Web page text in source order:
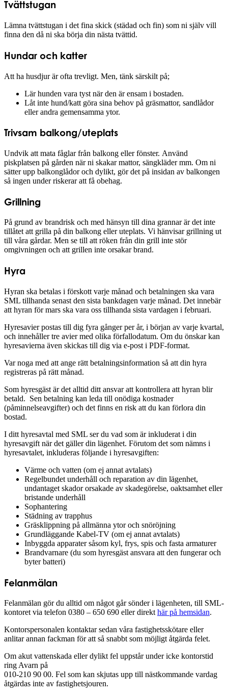
Tvättstugan
Lämna tvättstugan i det fina skick (städad och fin) som ni själv vill
finna den då ni ska börja din nästa tvättid.
Hundar och katter
Att ha husdjur är ofta trevligt. Men, tänk särskilt på;
Lär hunden vara tyst när den är ensam i bostaden.
Låt inte hund/katt göra sina behov på gräsmattor, sandlådor
eller andra gemensamma ytor.
Trivsam balkong/uteplats
Undvik att mata fåglar från balkong eller fönster. Använd
piskplatsen på gården när ni skakar mattor, sängkläder mm. Om ni
sätter upp balkonglådor och dylikt, gör det på insidan av balkongen
så ingen under riskerar att få obehag.
Grillning
På grund av brandrisk och med hänsyn till dina grannar är det inte
tillåtet att grilla på din balkong eller uteplats. Vi hänvisar grillning ut
till våra gårdar. Men se till att röken från din grill inte stör
omgivningen och att grillen inte orsakar brand.
Hyra
Hyran ska betalas i förskott varje månad och betalningen ska vara
SML tillhanda senast den sista bankdagen varje månad. Det innebär
att hyran för mars ska vara oss tillhanda sista vardagen i februari.
Hyresavier postas till dig fyra gånger per år, i början av varje kvartal,
och innehåller tre avier med olika förfallodatum. Om du önskar kan
hyresavierna även skickas till dig via e-post i PDF-format.
Var noga med att ange rätt betalningsinformation så att din hyra
registreras på rätt månad.
Som hyresgäst är det alltid ditt ansvar att kontrollera att hyran blir
betald. Sen betalning kan leda till onödiga kostnader
(påminnelseavgifter) och det finns en risk att du kan förlora din
bostad.
I ditt hyresavtal med SML ser du vad som är inkluderat i din
hyresavgift när det gäller din lägenhet. Förutom det som nämns i
hyresavtalet, inkluderas följande i hyresavgiften:
Värme och vatten (om ej annat avtalats)
Regelbundet underhåll och reparation av din lägenhet,
undantaget skador orsakade av skadegörelse, oaktsamhet eller
bristande underhåll
Sophantering
Städning av trapphus
Gräsklippning på allmänna ytor och snöröjning
Grundläggande Kabel-TV (om ej annat avtalats)
Inbyggda apparater såsom kyl, frys, spis och fasta armaturer
Brandvarnare (du som hyresgäst ansvara att den fungerar och
byter batteri)
Felanmälan
Felanmälan gör du alltid om något går sönder i lägenheten, till SML-
kontoret via telefon 0380 – 650 690 eller direkt här på hemsidan.
Kontorspersonalen kontaktar sedan våra fastighetsskötare eller
anlitar annan fackman för att så snabbt som möjligt åtgärda felet.
Om akut vattenskada eller dylikt fel uppstår under icke kontorstid
ring Avarn på
010-210 90 00. Fel som kan skjutas upp till nästkommande vardag
åtgärdas inte av fastighetsjouren.